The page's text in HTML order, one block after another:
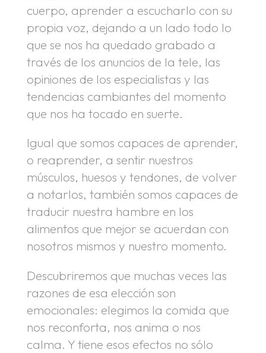
cuerpo, aprender a escucharlo con su
propia voz, dejando a un lado todo lo
que se nos ha quedado grabado a
través de los anuncios de la tele, las
opiniones de los especialistas y las
tendencias cambiantes del momento
que nos ha tocado en suerte.
Igual que somos capaces de aprender,
o reaprender, a sentir nuestros
músculos, huesos y tendones, de volver
a notarlos, también somos capaces de
traducir nuestra hambre en los
alimentos que mejor se acuerdan con
nosotros mismos y nuestro momento.
Descubriremos que muchas veces las
razones de esa elección son
emocionales: elegimos la comida que
nos reconforta, nos anima o nos
calma. Y tiene esos efectos no sólo